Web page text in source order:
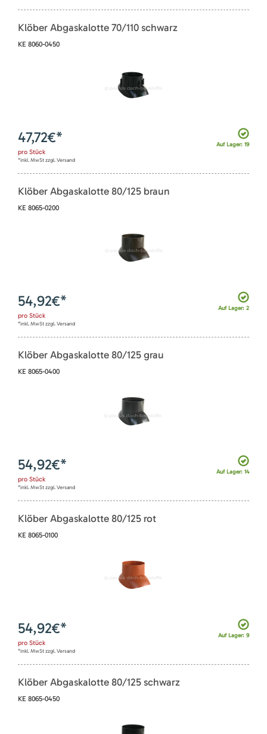
Klöber Abgaskalotte 70/110 schwarz
KE 8060-0450
Auf Lager: 19
47,72€*
pro Stück
*inkl. MwSt zzgl. Versand
Klöber Abgaskalotte 80/125 braun
KE 8065-0200
Auf Lager: 2
54,92€*
pro Stück
*inkl. MwSt zzgl. Versand
Klöber Abgaskalotte 80/125 grau
KE 8065-0400
Auf Lager: 14
54,92€*
pro Stück
*inkl. MwSt zzgl. Versand
Klöber Abgaskalotte 80/125 rot
KE 8065-0100
Auf Lager: 9
54,92€*
pro Stück
*inkl. MwSt zzgl. Versand
Klöber Abgaskalotte 80/125 schwarz
KE 8065-0450